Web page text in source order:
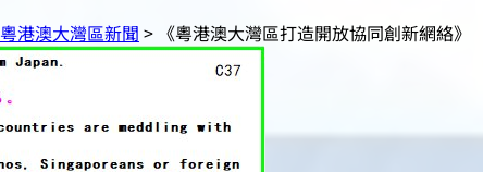
粵港澳大灣區新聞 > 《粵港澳大灣區打造開放協同創新網絡》